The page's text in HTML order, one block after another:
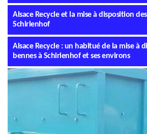
Alsace Recycle et la mise à disposition
Schirlenhof
Alsace Recycle : un habitué de la mise à
bennes à Schirlenhof et ses environs